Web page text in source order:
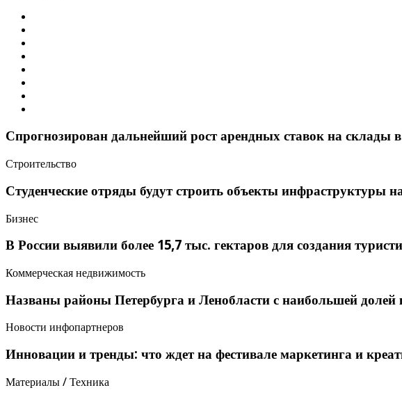
Спрогнозирован дальнейший рост арендных ставок на склады
Строительство
Студенческие отряды будут строить объекты инфраструктуры
Бизнес
В России выявили более 15,7 тыс. гектаров для создания
Коммерческая недвижимость
Названы районы Петербурга и Ленобласти с наибольшей
Новости инфопартнеров
Инновации и тренды: что ждет на фестивале маркетинга и
Материалы / Техника